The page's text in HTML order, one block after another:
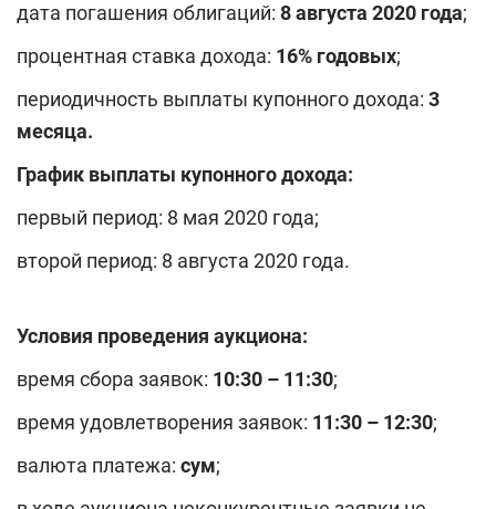
дата погашения облигаций: 8августа 2020 года;
процентная ставка дохода: 16% годовых;
периодичность выплаты купонного дохода: 3
месяца.
График выплаты купонного дохода:
первый период: 8 мая 2020 года;
второй период: 8 августа 2020 года.
Условия проведения аукциона:
время сбора заявок: 10:30 – 11:30;
время удовлетворения заявок: 11:30 – 12:30;
валюта платежа: сум;